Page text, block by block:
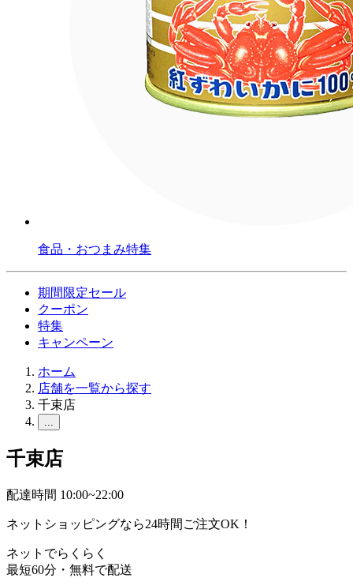
食品・おつまみ特集
期間限定セール
クーポン
特集
キャンペーン
ホーム
店舗を一覧から探す
千束店
...
千束店
配達時間 10:00~22:00
ネットショッピングなら24時間ご注文OK！
ネットでらくらく
最短60分・無料で配送